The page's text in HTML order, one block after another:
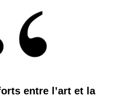
entre l’art et la